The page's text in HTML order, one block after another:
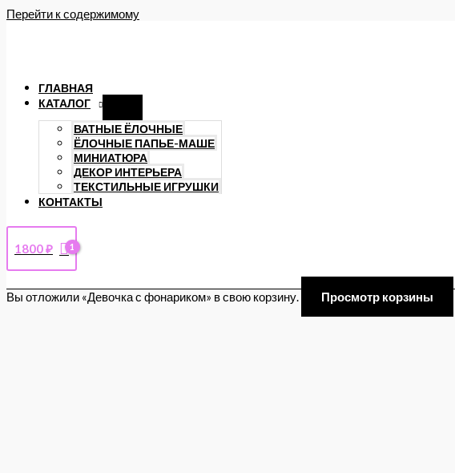
Перейти к содержимому
ГЛАВНАЯ
КАТАЛОГ
ВАТНЫЕ ЁЛОЧНЫЕ
ЁЛОЧНЫЕ ПАПЬЕ-МАШЕ
МИНИАТЮРА
ДЕКОР ИНТЕРЬЕРА
ТЕКСТИЛЬНЫЕ ИГРУШКИ
КОНТАКТЫ
1800₽
Вы отложили «Девочка с фонариком» в свою корзину. Просмотр корзины